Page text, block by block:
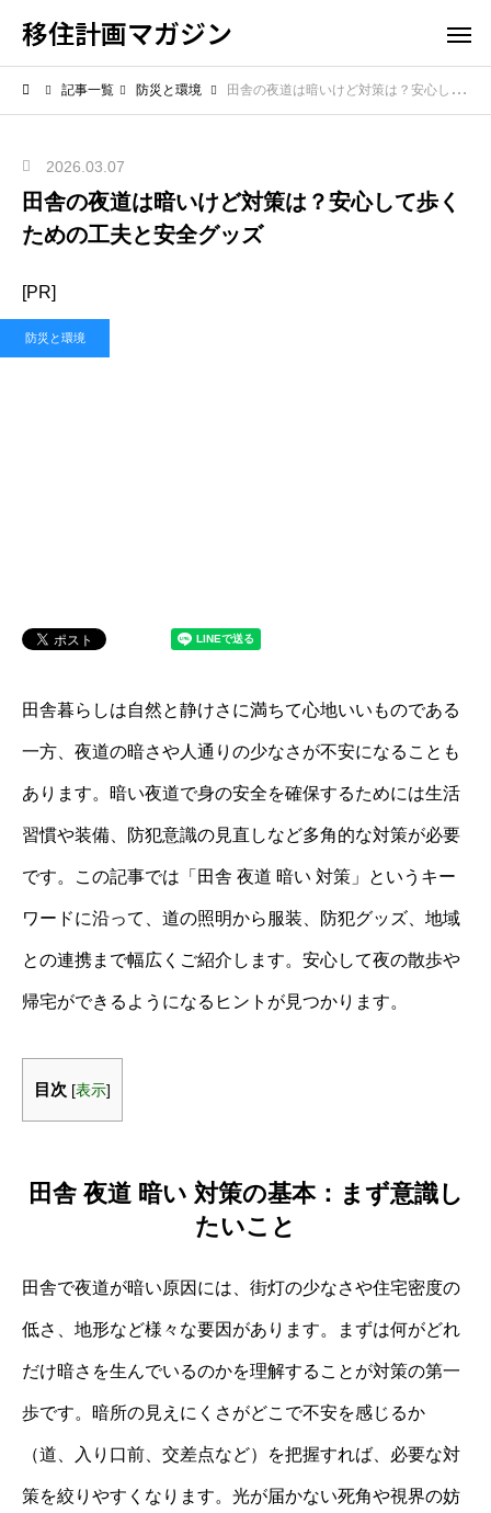
移住計画マガジン
記事一覧 防災と環境 田舎の夜道は暗いけど対策は？安心して歩くための工夫と安全グッズ
2026.03.07
田舎の夜道は暗いけど対策は？安心して歩く
ための工夫と安全グッズ
[PR]
防災と環境
田舎暮らしは自然と静けさに満ちて心地いいものである
一方、夜道の暗さや人通りの少なさが不安になることも
あります。暗い夜道で身の安全を確保するためには生活
習慣や装備、防犯意識の見直しなど多角的な対策が必要
です。この記事では「田舎 夜道 暗い 対策」というキー
ワードに沿って、道の照明から服装、防犯グッズ、地域
との連携まで幅広くご紹介します。安心して夜の散歩や
帰宅ができるようになるヒントが見つかります。
目次 [表示]
田舎 夜道 暗い 対策の基本：まず意識し
たいこと
田舎で夜道が暗い原因には、街灯の少なさや住宅密度の
低さ、地形など様々な要因があります。まずは何がどれ
だけ暗さを生んでいるのかを理解することが対策の第一
歩です。暗所の見えにくさがどこで不安を感じるか
（道、入り口前、交差点など）を把握すれば、必要な対
策を絞りやすくなります。光が届かない死角や視界の妨